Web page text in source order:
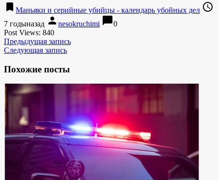
bookmark Маньяки и серийные убийцы - календарь убойных дел access_time
7 годыназад person nesokruchimi chat_bubble0
Post Views: 840
Предыдущая запись
Следующая запись
Похожие посты